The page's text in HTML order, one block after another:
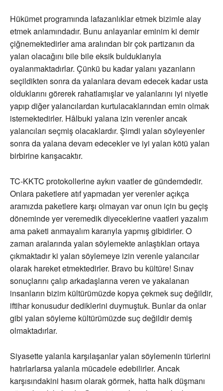
Hükümet programında lafazanlıklar etmek bizimle alay
etmek anlamındadır. Bunu anlayanlar eminim ki demir
çiğnemektedirler ama aralından bir çok partizanın da
yalan olacağını bile bile eksik bulduklarıyla
oyalanmaktadırlar. Çünkü bu kadar yalanı yazanların
seçildikten sonra da yalanlara devam edecek kadar usta
olduklarını görerek rahatlamışlar ve yalanlarını iyi niyetle
yapıp diğer yalancılardan kurtulacaklarından emin olmak
istemektedirler. Hâlbuki yalana izin verenler ancak
yalancıları seçmiş olacaklardır. Şimdi yalan söyleyenler
sonra da yalana devam edecekler ve iyi yalan kötü yalan
birbirine karışacaktır.
TC-KKTC protokollerine aykırı vaatler de gündemdedir.
Onlara paketlere atıf yapmadan yer verenler açıkça
aramızda paketlere karşı olmayan var onun için bu geçiş
döneminde yer veremedik diyeceklerine vaatleri yazalım
ama paketi anmayalım kararıyla yapmış gibidirler. O
zaman aralarında yalan söylemekte anlaştıkları ortaya
çıkmaktadır ki yalan söylemeye izin verenle yalancılar
olarak hareket etmektedirler. Bravo bu kültüre! Sınav
sonuçlarını çalıp arkadaşlarına veren ve yakalanan
insanların bizim kültürümüzde kopya çekmek suç değildir,
iftihar konusudur dediklerini duymuştuk. Bunlar da onlar
gibi yalan söyleme kültürümüzde suç değildir demiş
olmaktadırlar.
Siyasette yalanla karşılaşanlar yalan söylemenin türlerini
hatırlarlarsa yalanla mücadele edebilirler. Ancak
karşısındakini hasım olarak görmek, hatta halk düşmanı